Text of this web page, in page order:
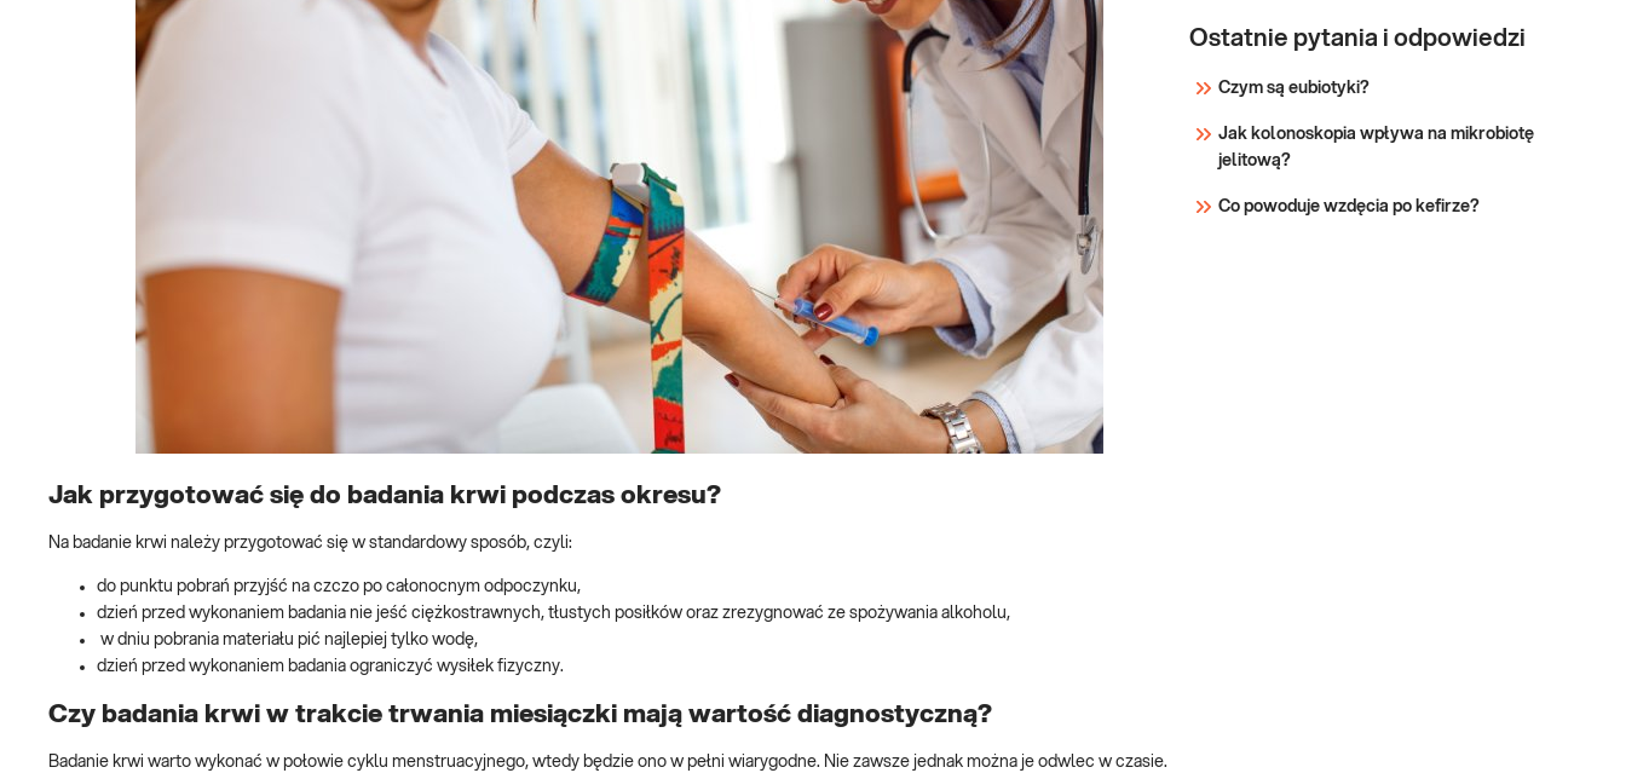
Jak przygotować się do badania krwi podczas okresu?
Na badanie krwi należy przygotować się w standardowy sposób, czyli:
do punktu pobrań przyjść na czczo po całonocnym odpoczynku,
dzień przed wykonaniem badania nie jeść ciężkostrawnych, tłustych posiłków oraz zrezygnować ze spożywania alkoholu,
w dniu pobrania materiału pić najlepiej tylko wodę,
dzień przed wykonaniem badania ograniczyć wysiłek fizyczny.
Czy badania krwi w trakcie trwania miesiączki mają wartość diagnostyczną?
Badanie krwi warto wykonać w połowie cyklu menstruacyjnego, wtedy będzie ono w pełni wiarygodne. Nie zawsze jednak można je odwlec w czasie.
Ostatnie pytania i odpowiedzi
Czym są eubiotyki?
Jak kolonoskopia wpływa na mikrobiotę
jelitową?
Co powoduje wzdęcia po kefirze?